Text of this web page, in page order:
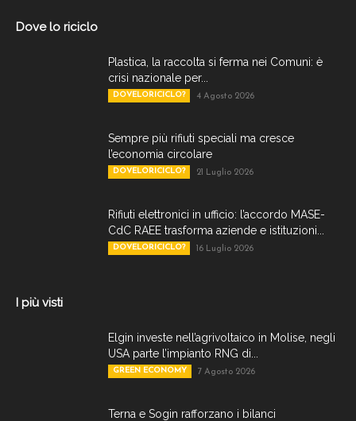
Dove lo riciclo
Plastica, la raccolta si ferma nei Comuni: è
crisi nazionale per...
DOVELORICICLO? 4 Agosto 2026
Sempre più rifiuti speciali ma cresce
l’economia circolare
DOVELORICICLO? 21 Luglio 2026
Rifiuti elettronici in ufficio: l’accordo MASE-
CdC RAEE trasforma aziende e istituzioni...
DOVELORICICLO? 16 Luglio 2026
I più visti
Elgin investe nell’agrivoltaico in Molise, negli
USA parte l’impianto RNG di...
GREEN ECONOMY 7 Agosto 2026
Terna e Sogin rafforzano i bilanci